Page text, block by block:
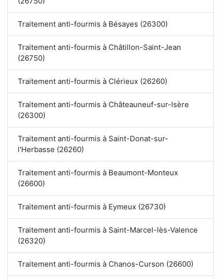
Traitement anti-fourmis à Bésayes (26300)
Traitement anti-fourmis à Châtillon-Saint-Jean
(26750)
Traitement anti-fourmis à Clérieux (26260)
Traitement anti-fourmis à Châteauneuf-sur-Isère
(26300)
Traitement anti-fourmis à Saint-Donat-sur-
l'Herbasse (26260)
Traitement anti-fourmis à Beaumont-Monteux
(26600)
Traitement anti-fourmis à Eymeux (26730)
Traitement anti-fourmis à Saint-Marcel-lès-Valence
(26320)
Traitement anti-fourmis à Chanos-Curson (26600)